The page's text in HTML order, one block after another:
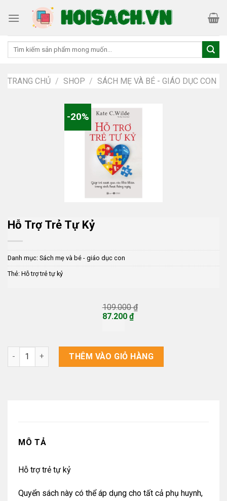
Tìm
TRANG CHỦ / SHOP / SÁCH MẸ VÀ BÉ - GIÁO DỤC CON
-20%
Hỗ Trợ Trẻ Tự Kỷ
Danh mục: Sách mẹ và bé - giáo dục con
Thẻ: Hỗ trợ trẻ tự kỷ
109.000₫
Giá
87.200 ₫
là:
87.200 ₫.
Hỗ trợ trẻ tự kỷ số lượngTHÊM VÀO GIỎ HÀNG
MÔ TẢ
Hỗ trợ trẻ tự kỷ
Quyển sách này có thể áp dụng cho tất cả phụ huynh,